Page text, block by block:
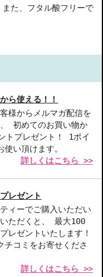
た、フタル酸フリーで
ます。代引きでご注文
させて頂きます。コン
しくは日本郵便で発送
ません。
ん。
物流センター社名が記
16666円以上の場合、
ご了承ください。
箱の関係で荷物を分割
ください。また、明細
が手数料等の変更はご
ら使える！！
様からメルマガ配信を
初めてのお買い物か
トプレゼント！ 1ポイ
い頂けます。
詳しくはこちら >>
レゼント
ィーでご購入いただい
ただくと、 最大100
レゼントいたします！
コミをお寄せくださ
詳しくはこちら >>